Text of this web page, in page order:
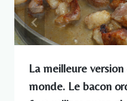
La meilleure
monde. Le bacon